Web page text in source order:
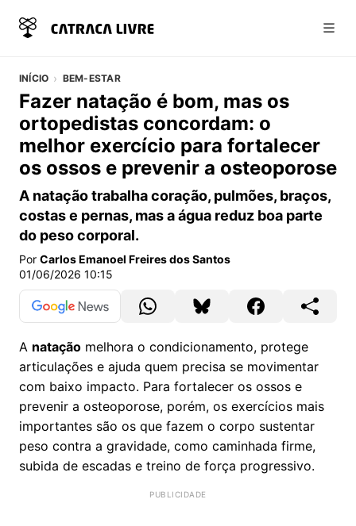
INÍCIO BEM-ESTAR
Fazer natação é bom, mas os
ortopedistas concordam: o
melhor exercício para fortalecer
os ossos e prevenir a osteoporose
A natação trabalha coração, pulmões, braços,
costas e pernas, mas a água reduz boa parte
do peso corporal.
Por Carlos Emanoel Freires dos Santos
01/06/2026 10:15
A natação melhora o condicionamento, protege
articulações e ajuda quem precisa se movimentar
com baixo impacto. Para fortalecer os ossos e
prevenir a osteoporose, porém, os exercícios mais
importantes são os que fazem o corpo sustentar
peso contra a gravidade, como caminhada firme,
subida de escadas e treino de força progressivo.